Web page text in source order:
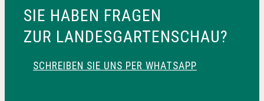
SIE HABEN FRAGEN
ZUR LANDESGARTENSCHAU?
SCHREIBEN SIE UNS PER WHATSAPP